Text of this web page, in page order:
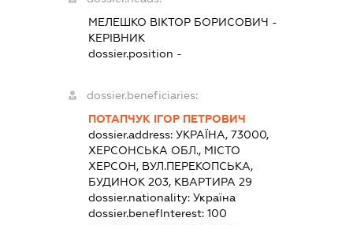
МЕЛЕШКО ВІКТОР БОРИСОВИЧ -
КЕРІВНИК
dossier.position -
dossier.beneficiaries:
ПОТАПЧУК ІГОР ПЕТРОВИЧ
dossier.address: УКРАЇНА, 73000,
ХЕРСОНСЬКА ОБЛ., МІСТО
ХЕРСОН, ВУЛ.ПЕРЕКОПСЬКА,
БУДИНОК 203, КВАРТИРА 29
dossier.nationality: Україна
dossier.benefInterest: 100